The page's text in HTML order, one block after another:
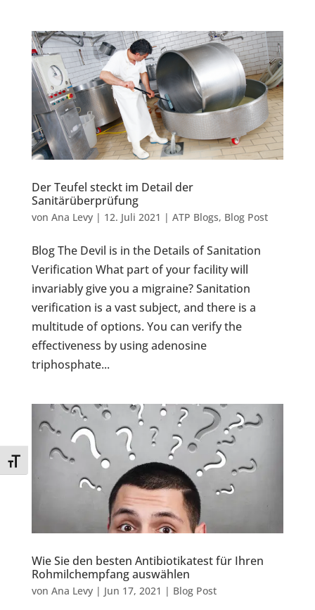
Toggle Font size
Der Teufel steckt im Detail der
Sanitärüberprüfung
von Ana Levy| 12. Juli 2021 | ATP Blogs, Blog Post
Blog The Devil is in the Details of Sanitation
Verification What part of your facility will
invariably give you a migraine? Sanitation
verification is a vast subject, and there is a
multitude of options. You can verify the
effectiveness by using adenosine
triphosphate...
Wie Sie den besten Antibiotikatest für Ihren
Rohmilchempfang auswählen
von Ana Levy| Jun 17, 2021 | Blog Post